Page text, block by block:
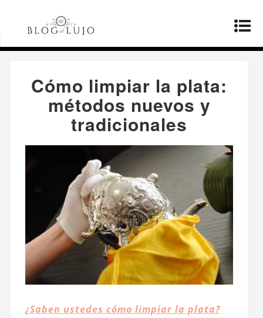
Página principal
Cómo limpiar
la plata: métodos nuevos y tradicionales
Cómo limpiar la plata:
métodos nuevos y
tradicionales
¿Saben ustedes cómo limpiar la plata?